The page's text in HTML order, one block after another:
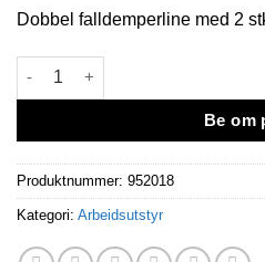
Dobbel falldemperline med 2
Falldemperline 53 Electric antall
Be om
Produktnummer: 952018
Kategori: Arbeidsutstyr